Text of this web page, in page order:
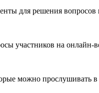
для решения
участников на онлайн-
можно прослушивать